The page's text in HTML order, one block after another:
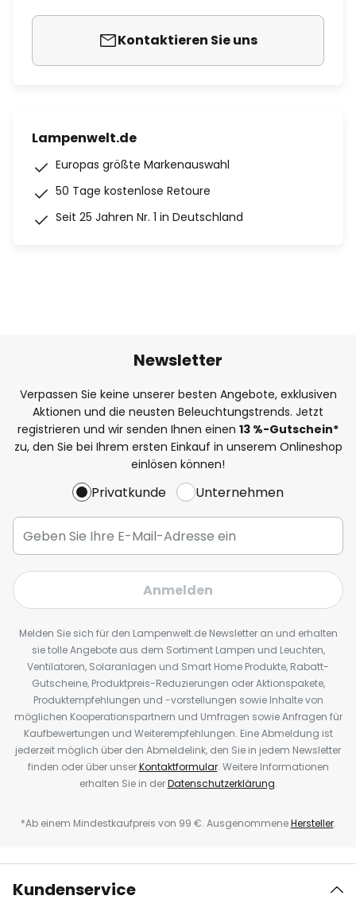
Kontaktieren Sie uns
Lampenwelt.de
Europas größte Markenauswahl
50 Tage kostenlose Retoure
Seit 25 Jahren Nr. 1 in Deutschland
Newsletter
Verpassen Sie keine unserer besten Angebote, exklusiven
Aktionen und die neusten Beleuchtungstrends. Jetzt
registrieren und wir senden Ihnen einen 13 %-Gutschein*
zu, den Sie bei Ihrem ersten Einkauf in unserem Onlineshop
einlösen können!
Privatkunde Unternehmen
Anmelden
Melden Sie sich für den Lampenwelt.de Newsletter an und erhalten
sie tolle Angebote aus dem Sortiment Lampen und Leuchten,
Ventilatoren, Solaranlagen und Smart Home Produkte, Rabatt-
Gutscheine, Produktpreis-Reduzierungen oder Aktionspakete,
Produktempfehlungen und -vorstellungen sowie Inhalte von
möglichen Kooperationspartnern und Umfragen sowie Anfragen für
Kaufbewertungen und Weiterempfehlungen. Eine Abmeldung ist
jederzeit möglich über den Abmeldelink, den Sie in jedem Newsletter
finden oder über unserKontaktformular. Weitere Informationen
erhalten Sie in derDatenschutzerklärung.
*Ab einem Mindestkaufpreis von 99 €. AusgenommeneHersteller.
Kundenservice